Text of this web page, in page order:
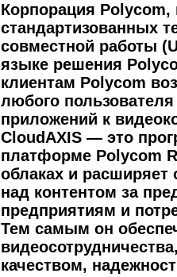
Корпорация
стандартизованных
совместной работы
языке решения
клиентам Polycom
любого
приложений к
CloudAXIS — это
платформе Polycom
облаках и расширяет
над контентом за
предприятиям и
Тем самым он
качеством,